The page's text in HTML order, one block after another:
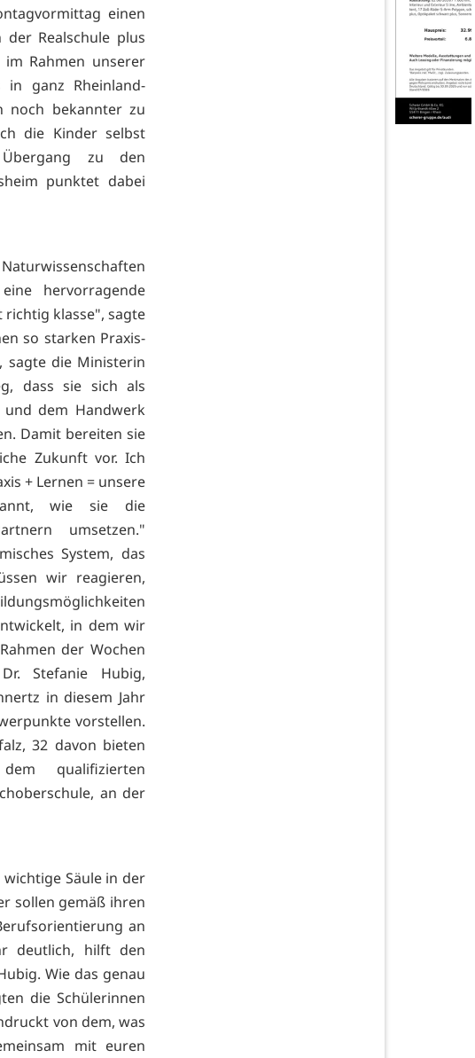
einen
Realschule plus
Rahmen unserer
in ganz Rheinland-
noch bekannter zu
die Kinder selbst
zu den
punktet dabei
hervorragende
klasse", sagte
so starken Praxis-
sagte die Ministerin
dass sie sich als
dem Handwerk
Damit bereiten sie
Zukunft vor. Ich
+ Lernen = unsere
wie sie die
umsetzen."
System, das
wir reagieren,
in dem wir
der Wochen
Stefanie Hubig,
in diesem Jahr
vorstellen.
32 davon bieten
qualifizierten
an der
Säule in der
sollen gemäß ihren
an
deutlich, hilft den
Wie das genau
die Schülerinnen
von dem, was
mit euren